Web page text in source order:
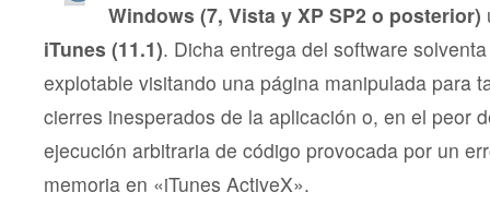
Windows (7, Vista y XP SP2 o posterior)
iTunes (11.1). Dicha entrega del software
explotable visitando una página manipulada para
cierres inesperados de la aplicación o, en el peor
ejecución arbitraria de código provocada por un
memoria en «iTunes ActiveX».